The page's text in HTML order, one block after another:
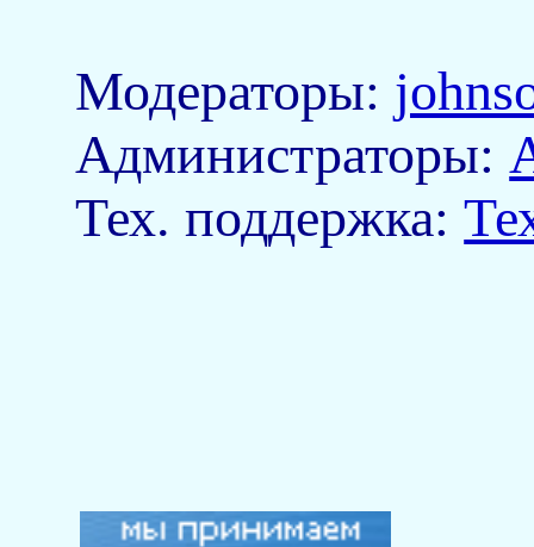
Модераторы:
Aдминистраторы:
Тех. поддержка: